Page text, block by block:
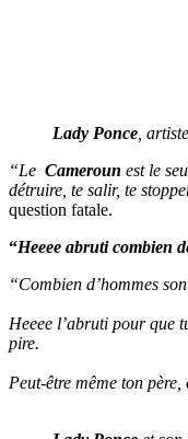
Lady Ponce ,
“Le Cameroun est le
détruire, te salir, te
question fatale.
“Heeee abruti combien
“Combien d’hommes
Heeee l’abruti pour que
pire.
Peut-être même ton